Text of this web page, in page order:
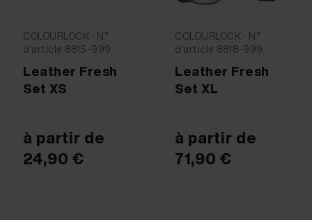
COLOURLOCK · N°
d'article 8815-999
Leather Fresh
Set XS
à partir de
24,90 €
COLOURLOCK · N°
d'article 8818-999
Leather Fresh
Set XL
à partir de
71,90 €